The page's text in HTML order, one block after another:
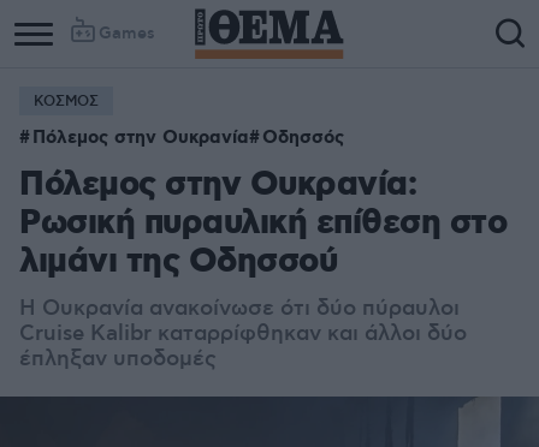
Games
Column
1
Column
2
ΚΟΣΜΟΣ
Πόλεμος στην Ουκρανία Οδησσός
Πόλεμος στην Ουκρανία:
Ρωσική πυραυλική επίθεση στο
λιμάνι της Οδησσού
Η Ουκρανία ανακοίνωσε ότι δύο πύραυλοι
Cruise Kalibr καταρρίφθηκαν και άλλοι δύο
έπληξαν υποδομές